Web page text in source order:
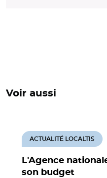
Voir aussi
L'Agence
son budget
ACTUALITÉ LOCALTIS